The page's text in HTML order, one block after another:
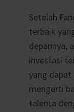
Setelah
terbaik
depannya,
investasi
yang dapat
mengerti
talenta